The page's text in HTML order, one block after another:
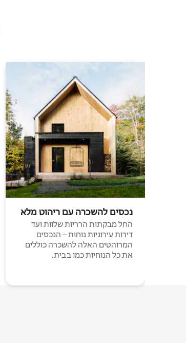
נכסים להשכרה עם ריהוט מלא
החל מבקתות הרריות שלוות ועד
דירות עירוניות נוחות – הנכסים
המרוהטים האלה להשכרה כוללים
את כל הנוחיות כמו בבית.